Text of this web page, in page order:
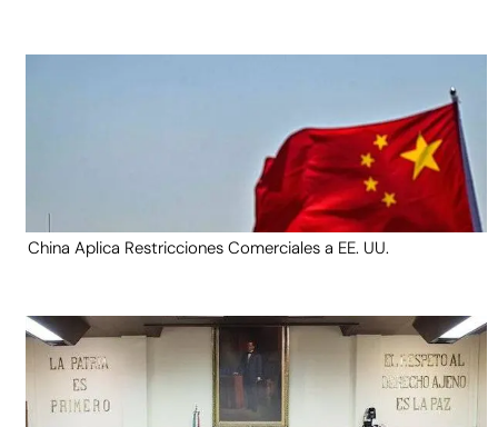
China Aplica Restricciones Comerciales a EE. UU.